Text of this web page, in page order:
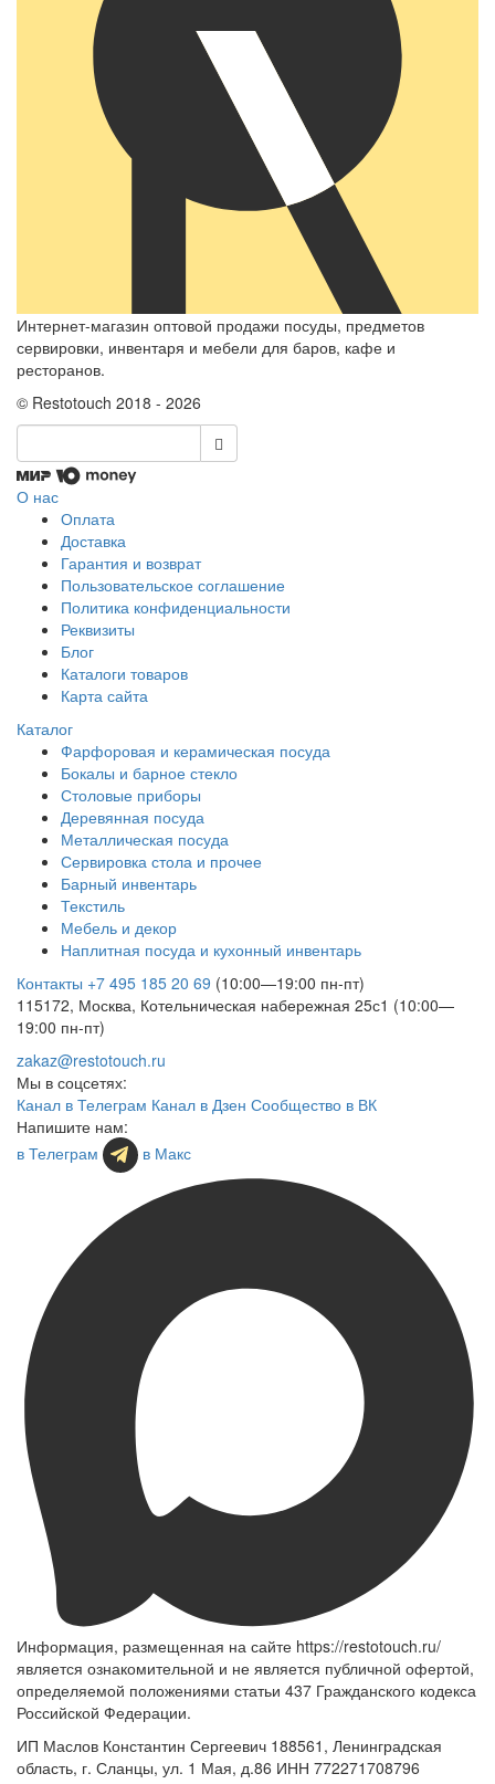
Интернет-магазин оптовой продажи посуды, предметов
сервировки, инвентаря и мебели для баров, кафе и
ресторанов.
© Restotouch 2018 - 2026
О нас
Оплата
Доставка
Гарантия и возврат
Пользовательское соглашение
Политика конфиденциальности
Реквизиты
Блог
Каталоги товаров
Карта сайта
Каталог
Фарфоровая и керамическая посуда
Бокалы и барное стекло
Столовые приборы
Деревянная посуда
Металлическая посуда
Сервировка стола и прочее
Барный инвентарь
Текстиль
Мебель и декор
Наплитная посуда и кухонный инвентарь
Контакты +7 495 185 20 69 (10:00—19:00 пн-пт)
115172, Москва, Котельническая набережная 25с1 (10:00—
19:00 пн-пт)
zakaz@restotouch.ru
Мы в соцсетях:
Канал в Телеграм Канал в Дзен Сообщество в ВК
Напишите нам:
в Телеграм
в Макс
Информация, размещенная на сайте https://restotouch.ru/
является ознакомительной и не является публичной офертой,
определяемой положениями статьи 437 Гражданского кодекса
Российской Федерации.
ИП Маслов Константин Сергеевич 188561, Ленинградская
область, г. Сланцы, ул. 1 Мая, д.86 ИНН 772271708796